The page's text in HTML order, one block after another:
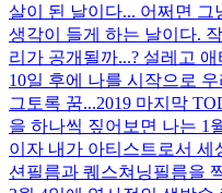
살이 된 날이다... 어쩌면
생각이 들게 하는 날이다.
리가 공개될까...? 설레고
10일 후에 나를 시작으로
그토록 꿈...2019 마지막
을 하나씩 짚어보면 나는 1
이자 내가 아티스트로서 세
션필름과 퀘스쳐닝필름을